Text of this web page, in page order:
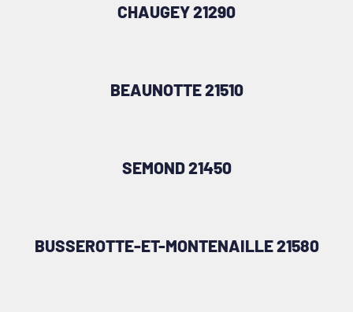
CHAUGEY 21290
BEAUNOTTE 21510
SEMOND 21450
BUSSEROTTE-ET-MONTENAILLE 21580